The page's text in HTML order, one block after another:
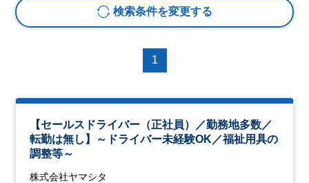
検索条件を変更する
1
【セールスドライバー（正社員）／勤務地多数／
転勤は無し】～ドライバー未経験OK／福祉用具の
調整等～
株式会社ヤマシタ